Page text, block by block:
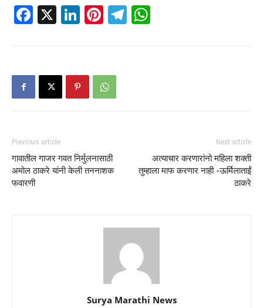
Facebook
X LinkedIn
Pinterest
Telegram
Previous article
गावातील गाजर गवत निर्मुलनासाठी
अमोल ठाकरे यांनी केली तननाशक
फवारणी
Next article
अत्याचार करणारांनो महिला शक्ती
तुम्हाला माफ करणार नाही -ऊर्मिलाताईं
ठाकरे
Surya Marathi News